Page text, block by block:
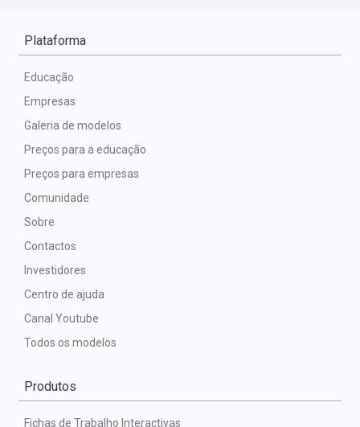
Plataforma
Educação
Empresas
Galeria de modelos
Preços para a educação
Preços para empresas
Comunidade
Sobre
Contactos
Investidores
Centro de ajuda
Canal Youtube
Todos os modelos
Produtos
Fichas de Trabalho Interactivas